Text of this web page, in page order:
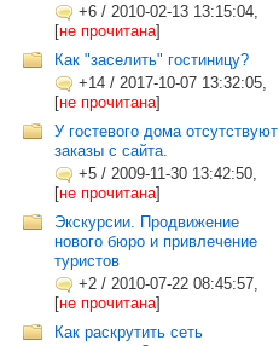
+6 / 2010-02-13 13:15:04,
[не прочитана]
Как "заселить" гостиницу?
+14 / 2017-10-07 13:32:05,
[не прочитана]
У гостевого дома отсутствуют
заказы с сайта.
+5 / 2009-11-30 13:42:50,
[не прочитана]
Экскурсии. Продвижение
нового бюро и привлечение
туристов
+2 / 2010-07-22 08:45:57,
[не прочитана]
Как раскрутить сеть